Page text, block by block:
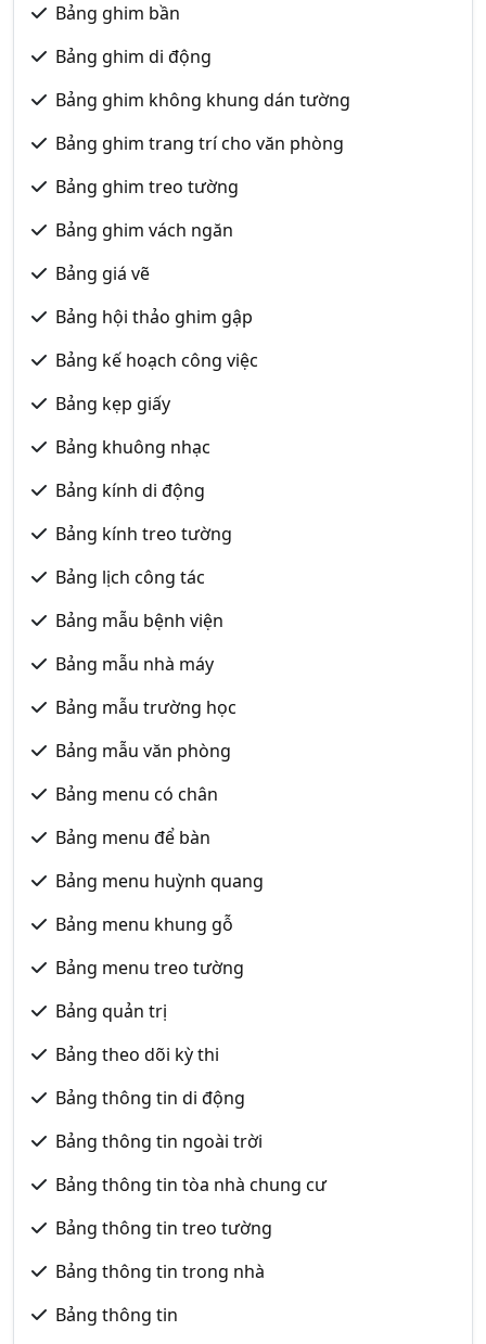
Bảng ghim bần
Bảng ghim di động
Bảng ghim không khung dán tường
Bảng ghim trang trí cho văn phòng
Bảng ghim treo tường
Bảng ghim vách ngăn
Bảng giá vẽ
Bảng hội thảo ghim gập
Bảng kế hoạch công việc
Bảng kẹp giấy
Bảng khuông nhạc
Bảng kính di động
Bảng kính treo tường
Bảng lịch công tác
Bảng mẫu bệnh viện
Bảng mẫu nhà máy
Bảng mẫu trường học
Bảng mẫu văn phòng
Bảng menu có chân
Bảng menu để bàn
Bảng menu huỳnh quang
Bảng menu khung gỗ
Bảng menu treo tường
Bảng quản trị
Bảng theo dõi kỳ thi
Bảng thông tin di động
Bảng thông tin ngoài trời
Bảng thông tin tòa nhà chung cư
Bảng thông tin treo tường
Bảng thông tin trong nhà
Bảng thông tin